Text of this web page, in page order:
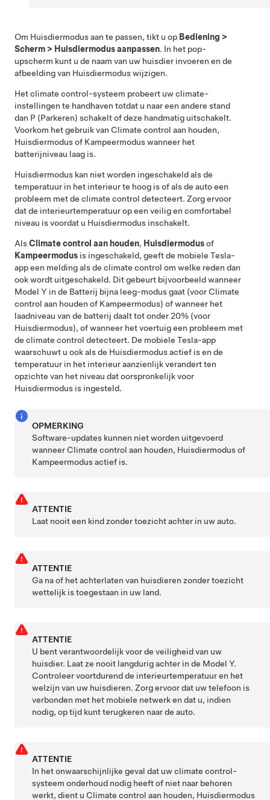
Om Huisdiermodusaan te passen, tikt u op Bediening >
Scherm > Huisdiermodus aanpassen. In het pop-
upscherm kunt u de naam van uw huisdier invoeren en de
afbeelding van Huisdiermoduswijzigen.
Het climate control-systeem probeert uw climate-
instellingen te handhaven totdat u naar een andere stand
dan P (Parkeren) schakelt of deze handmatig uitschakelt.
Voorkom het gebruik van Climate control aan houden,
Huisdiermodusof Kampeermodus wanneer het
batterijniveau laag is.
Huisdiermodus kan niet worden ingeschakeld als de
temperatuur in het interieur te hoog is of als de auto een
probleem met de climate control detecteert. Zorg ervoor
dat de interieurtemperatuur op een veilig en comfortabel
niveau is voordat u Huisdiermodus inschakelt.
AlsClimate control aan houden, Huisdiermodusof
Kampeermodus is ingeschakeld, geeft de mobiele Tesla-
app een melding als de climate control om welke reden dan
ook wordt uitgeschakeld. Dit gebeurt bijvoorbeeld wanneer
Model Y in de Batterij bijna leeg-modus gaat (voor Climate
control aan houden of Kampeermodus) of wanneer het
laadniveau van de batterij daalt tot onder 20% (voor
Huisdiermodus), of wanneer het voertuig een probleem met
de climate control detecteert. De mobiele Tesla-app
waarschuwt u ook als de Huisdiermodusactief is en de
temperatuur in het interieur aanzienlijk verandert ten
opzichte van het niveau dat oorspronkelijk voor
Huisdiermodus is ingesteld.
OPMERKING
Software-updates kunnen niet worden uitgevoerd
wanneer Climate control aan houden, Huisdiermodusof
Kampeermodus actief is.
ATTENTIE
Laat nooit een kind zonder toezicht achter in uw auto.
ATTENTIE
Ga na of het achterlaten van huisdieren zonder toezicht
wettelijk is toegestaan in uw land.
ATTENTIE
U bent verantwoordelijk voor de veiligheid van uw
huisdier. Laat ze nooit langdurig achter in de Model Y.
Controleer voortdurend de interieurtemperatuur en het
welzijn van uw huisdieren. Zorg ervoor dat uw telefoon is
verbonden met het mobiele netwerk en dat u, indien
nodig, op tijd kunt terugkeren naar de auto.
ATTENTIE
In het onwaarschijnlijke geval dat uw climate control-
systeem onderhoud nodig heeft of niet naar behoren
werkt, dient u Climate control aan houden, Huisdiermodus